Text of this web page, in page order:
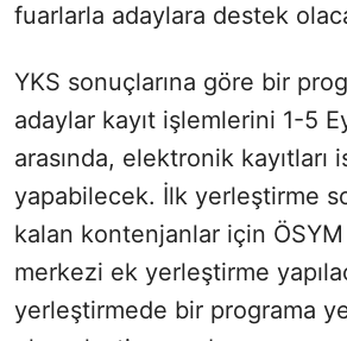
fuarlarla adaylara destek
YKS sonuçlarına göre bir
adaylar kayıt işlemlerini 1-5
arasında, elektronik kayıtları
yapabilecek. İlk yerleştirme
kalan kontenjanlar için ÖSYM
merkezi ek yerleştirme
yerleştirmede bir programa